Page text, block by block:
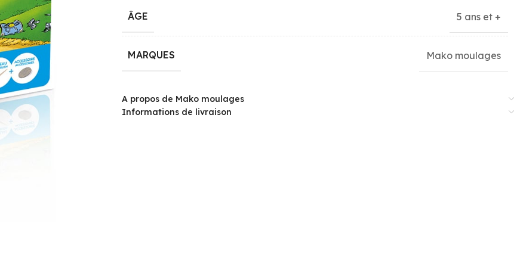
ÂGE 5 ans et +
MARQUES Mako moulages
A propos de Mako moulages
Informations de livraison